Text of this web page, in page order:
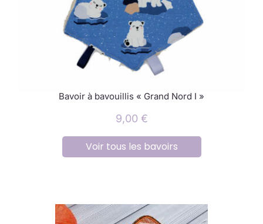
Bavoir à bavouillis « Grand Nord I »
9,00 €
Voir tous les bavoirs